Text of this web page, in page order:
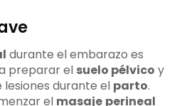
durante el embarazo es
preparar el suelo pélvico y
lesiones durante el parto.
el masaje perineal